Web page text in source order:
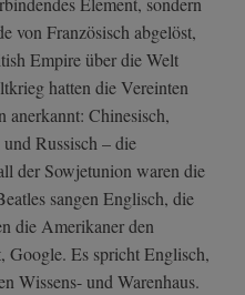
von Französisch abgelöst,
Empire über die Welt
hatten die Vereinten
Chinesisch,
Russisch – die
der Sowjetunion waren die
sangen Englisch, die
die Amerikaner den
Google. Es spricht Englisch,
Wissens- und Warenhaus.